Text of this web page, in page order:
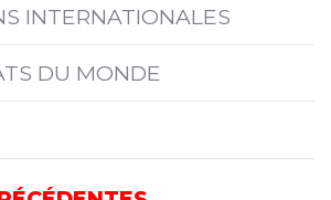
INTERNATIONALES
DU MONDE